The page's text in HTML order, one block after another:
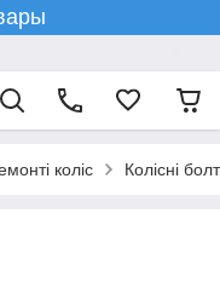
коліс Колісні